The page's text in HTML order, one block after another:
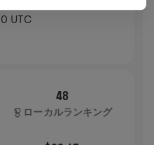
UTC
48
ローカルランキング